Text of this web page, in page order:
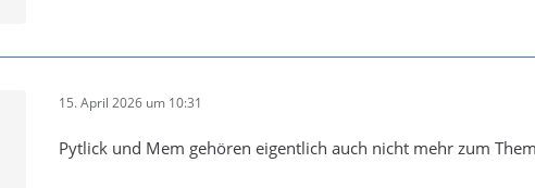
15. April 2026 um 10:31
Pytlick und Mem gehören eigentlich auch nicht mehr zum